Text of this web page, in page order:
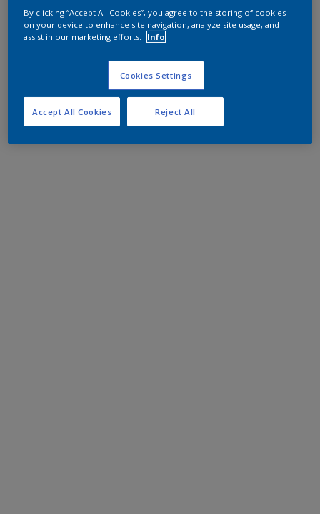
By clicking “Accept All Cookies”, you agree to the storing of cookies
on your device to enhance site navigation, analyze site usage, and
assist in our marketing efforts.
Info
Cookies Settings
Reject All
Accept All Cookies